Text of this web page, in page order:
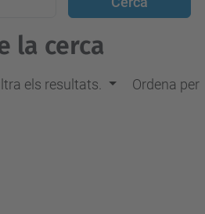
la cerca
els resultats. Ordena per